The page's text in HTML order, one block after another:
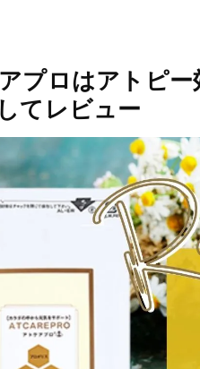
プロはアトピ
てレビュー